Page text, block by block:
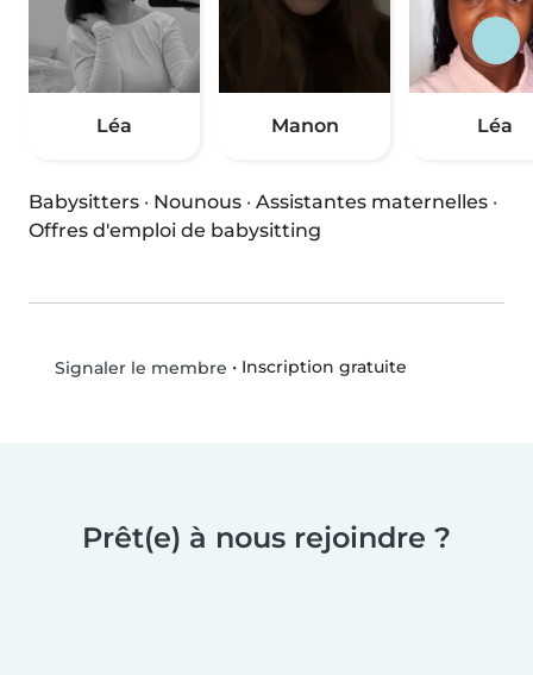
Léa Manon Léa
Babysitters · Nounous · Assistantes maternelles ·
Offres d'emploi de babysitting
Signaler le membre • Inscription gratuite
Prêt(e) à nous rejoindre ?